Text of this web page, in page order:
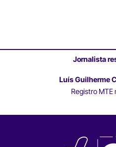
Jornalista
Luís Guilherme
Registro MTE